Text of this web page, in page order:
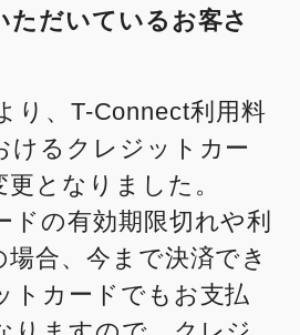
ただいているお客さ
り、T-Connect利用料
けるクレジットカー
更となりました。
ドの有効期限切れや利
合、今まで決済でき
トカードでもお支払